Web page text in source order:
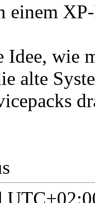
einem
Idee, wie
alte